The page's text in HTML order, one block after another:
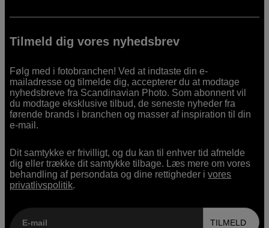
Tilmeld dig vores nyhedsbrev
Følg med i fotobranchen! Ved at indtaste din e-
mailadresse og tilmelde dig, accepterer du at modtage
nyhedsbreve fra Scandinavian Photo. Som abonnent vil
du modtage eksklusive tilbud, de seneste nyheder fra
førende brands i branchen og masser af inspiration til din
e-mail.
Dit samtykke er frivilligt, og du kan til enhver tid afmelde
dig eller trække dit samtykke tilbage. Læs mere om vores
behandling af persondata og dine rettigheder ivores
privatlivspolitik.
E-mail TILMELD